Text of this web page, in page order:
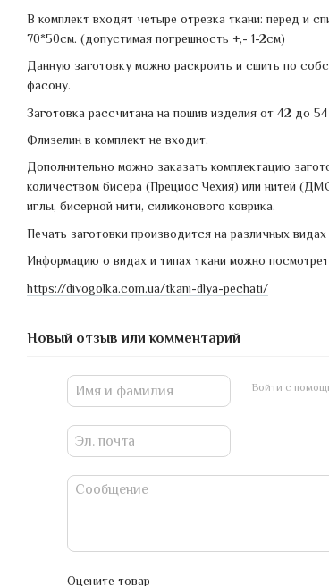
В комплект входят четыре отрезка ткани: перед и
70*50см. (допустимая погрешность +,- 1-2см)
Данную заготовку можно раскроить и сшить по
фасону.
Заготовка рассчитана на пошив изделия от 42 до 54
Флизелин в комплект не входит.
Дополнительно можно заказать комплектацию
количеством бисера (Прециос Чехия) или нитей
иглы, бисерной нити, силиконового коврика.
Печать заготовки производится на различных видах
Информацию о видах и типах ткани можно
https://divogolka.com.ua/tkani-dlya-pechati/
Новый отзыв или комментарий
Войти с
Оцените товар